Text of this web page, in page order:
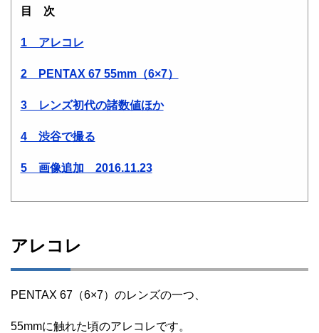
目 次
1 アレコレ
2 PENTAX 67 55mm（6×7）
3 レンズ初代の諸数値ほか
4 渋谷で撮る
5 画像追加 2016.11.23
アレコレ
PENTAX 67（6×7）のレンズの一つ、
55mmに触れた頃のアレコレです。